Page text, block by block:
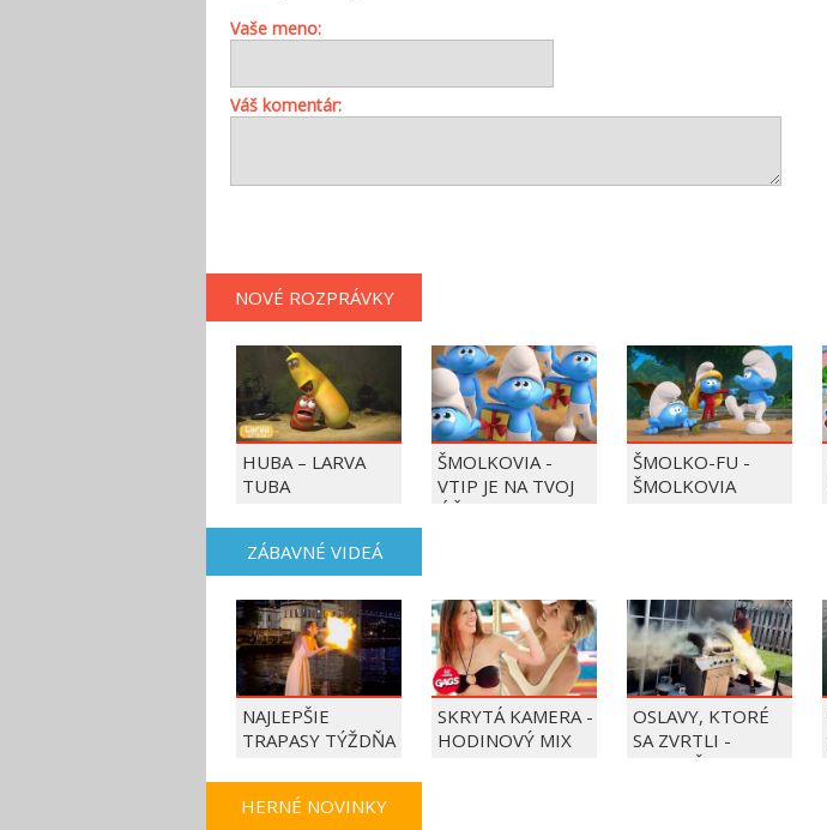
Vaše meno:
Váš komentár:
NOVÉ ROZPRÁVKY
HUBA – LARVA
TUBA
ŠMOLKOVIA -
VTIP JE NA TVOJ
ÚČET
ŠMOLKO-FU -
ŠMOLKOVIA
ZÁBAVNÉ VIDEÁ
NAJLEPŠIE
TRAPASY TÝŽDŇA
SKRYTÁ KAMERA -
HODINOVÝ MIX
OSLAVY, KTORÉ
SA ZVRTLI -
NAJLEPŠIE
HERNÉ NOVINKY